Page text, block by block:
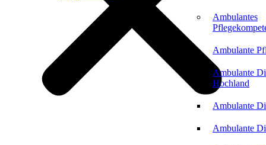
Ambulantes
Ambulante
Ambulante
Hochland
Ambulante
Ambulante